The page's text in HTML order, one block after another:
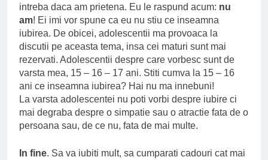
intreba daca am prietena. Eu le raspund acum: nu
am! Ei imi vor spune ca eu nu stiu ce inseamna
iubirea. De obicei, adolescentii ma provoaca la
discutii pe aceasta tema, insa cei maturi sunt mai
rezervati. Adolescentii despre care vorbesc sunt de
varsta mea, 15 – 16 – 17 ani. Stiti cumva la 15 – 16
ani ce inseamna iubirea? Hai nu ma innebuni!
La varsta adolescentei nu poti vorbi despre iubire ci
mai degraba despre o simpatie sau o atractie fata de o
persoana sau, de ce nu, fata de mai multe.
In fine. Sa va iubiti mult, sa cumparati cadouri cat mai